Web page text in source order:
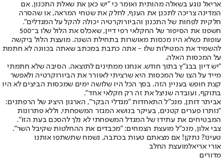
אריאל נוגע בשאלה מהותית ואומר כי "יש כאן את שאלת התכנון, אם
המדינה צריכה לתכנן את הענף, לחלק את שטחי המראה, או שהסרה
חלקית לפחות של התכנון והביורוקרטיה יכולה להקל על המגדלים".
חשפנו את הסיפור של החקלאי רפי דיין, שאכלס את הלול שלו ב־500
עופות כשלא היו מכסות מאושרות בתחילת השנה. מועצת הלול ביקשה
להשמיד את המטילות שלו - אתה כתבת במכתב שאתה בכוונה לא חתמת
על המכסות האלה.
"יש דיון בבג"ץ בתוך חודש. אנחנו ממתינים לתוצאה. הסיבה שלא חתמתי
מייד על הצו של המכסות היא שרציתי לאוורר את הביורוקרטיה ולאפשר
קצת חופש בעניין הזה. בסך הכל היו שלושה ימים שמכסות הביצים לא היו
בתוקף, ועובדה שניצל את זה רק חקלאי אחד".
אביתר דותן, מנכ"ל התאחדות "מגדלי הבקר", הארגון היציג של הרפתנים:
"נותרו פערים קטנים, בעיקר בנושא המגזר המשפחתי, וללא פתרונות
המבטיחים את עתידו של המגדל המשפחתי לא נלך להסכם בעת הזו".
צבי אלון, מנכ"ל מועצת הצמחים: "מכבדים את ההחלטות שקיבל השר".
טעינו? נתקן! אם מצאתם טעות בכתבה, נשמח שתשתפו אותנו
אורי אריאלמועצת החלב
מדורים